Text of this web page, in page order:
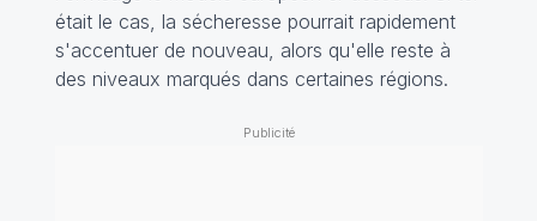
était le cas, la sécheresse pourrait rapidement
s'accentuer de nouveau, alors qu'elle reste à
des niveaux marqués dans certaines régions.